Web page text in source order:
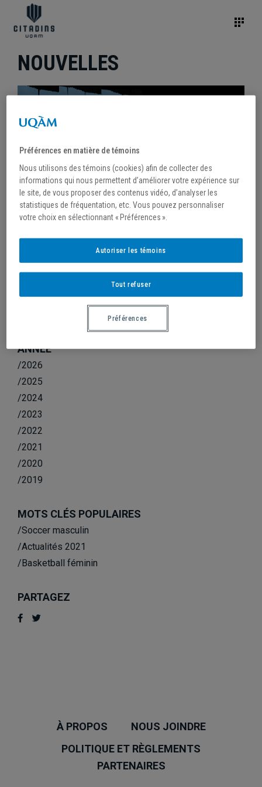
NOUVELLES
LES CITADINS CÉLÈBRENT LE MOIS DE
L’HISTOIRE DES NOIRS
ANNÉE
/2026
/2025
/2024
/2023
/2022
/2021
/2020
/2019
MOTS CLÉS POPULAIRES
/Soccer masculin
/Actualités 2021
/Basketball féminin
PARTAGEZ
À PROPOS
NOUS JOINDRE
POLITIQUE ET RÈGLEMENTS
PARTENAIRES
Préférences en matière de témoins
Nous utilisons des témoins (cookies) afin de collecter des
informations qui nous permettent d’améliorer votre expérience sur
le site, de vous proposer des contenus vidéo, d’analyser les
statistiques de fréquentation, etc. Vous pouvez personnaliser
votre choix en sélectionnant « Préférences ».
Tout refuser
Autoriser les témoins
Préférences